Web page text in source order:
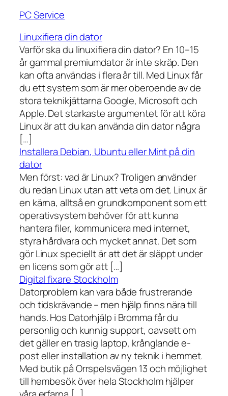
PC Service
Linuxifiera din dator
Varför ska du linuxifiera din dator? En 10–15
år gammal premiumdator är inte skräp. Den
kan ofta användas i flera år till. Med Linux får
du ett system som är mer oberoende av de
stora teknikjättarna Google, Microsoft och
Apple. Det starkaste argumentet för att köra
Linux är att du kan använda din dator några
[…]
Installera Debian, Ubuntu eller Mint på din
dator
Men först: vad är Linux? Troligen använder
du redan Linux utan att veta om det. Linux är
en kärna, alltså en grundkomponent som ett
operativsystem behöver för att kunna
hantera filer, kommunicera med internet,
styra hårdvara och mycket annat. Det som
gör Linux speciellt är att det är släppt under
en licens som gör att […]
Digital fixare Stockholm
Datorproblem kan vara både frustrerande
och tidskrävande – men hjälp finns nära till
hands. Hos Datorhjälp i Bromma får du
personlig och kunnig support, oavsett om
det gäller en trasig laptop, krånglande e-
post eller installation av ny teknik i hemmet.
Med butik på Orrspelsvägen 13 och möjlighet
till hembesök över hela Stockholm hjälper